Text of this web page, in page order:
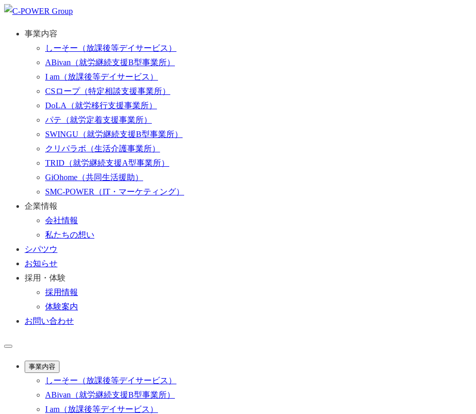
事業内容
しーそー （放課後等デイサービス）
ABivan （就労継続支援B型事業所）
I am （放課後等デイサービス）
CSロープ（特定相談支援事業所）
DoLA
（就労移行支援事業所）
パテ （就労定着支援事業所）
SWINGU （就労継続支援B型事業所）
クリパラボ （生活介護事業所）
TRID （就労継続支援A型事業所）
GiOhome （共同生活援助）
SMC-POWER
（IT・マーケティング）
企業情報
会社情報
私たちの想い
シパツウ
お知らせ
採用・体験
採用情報
体験案内
お問い合わせ
事業内容
しーそー （放課後等デイサービス）
ABivan （就労継続支援B型事業所）
I am （放課後等デイサービス）